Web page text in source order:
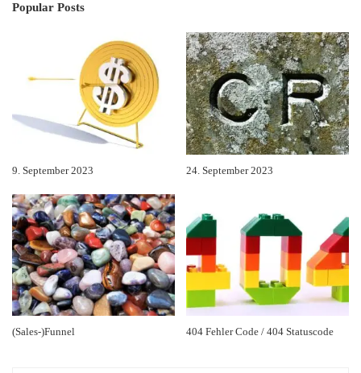
Popular Posts
9. September 2023 24. September 2023
(Sales-)Funnel 404 Fehler Code / 404 Statuscode